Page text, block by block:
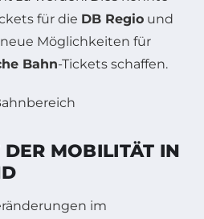
für die DB Regio und
Möglichkeiten für
Bahn-Tickets schaffen.
MOBILITÄT IN
im